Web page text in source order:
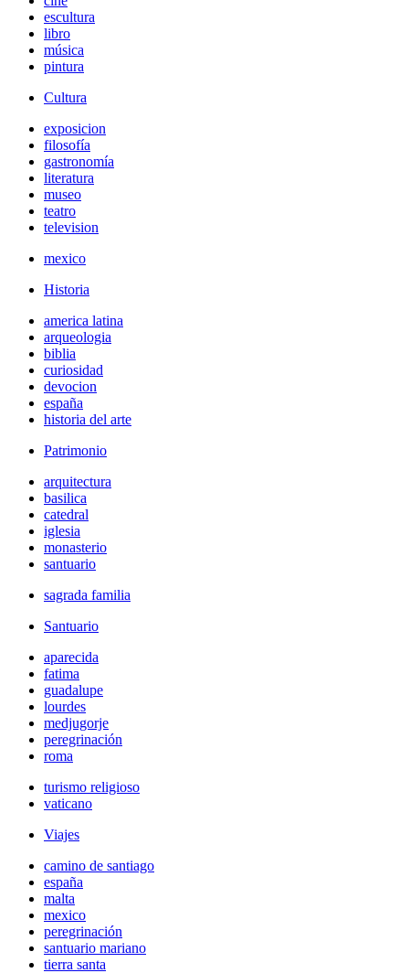
escultura
libro
música
pintura
Cultura
exposicion
filosofía
gastronomía
literatura
museo
teatro
television
mexico
Historia
america latina
arqueologia
biblia
curiosidad
devocion
españa
historia del arte
Patrimonio
arquitectura
basilica
catedral
iglesia
monasterio
santuario
sagrada familia
Santuario
aparecida
fatima
guadalupe
lourdes
medjugorje
peregrinación
roma
turismo religioso
vaticano
Viajes
camino de santiago
españa
malta
mexico
peregrinación
santuario mariano
tierra santa